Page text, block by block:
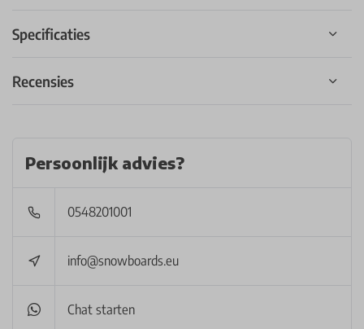
Specificaties
Recensies
Persoonlijk advies?
0548201001
info@snowboards.eu
Chat starten